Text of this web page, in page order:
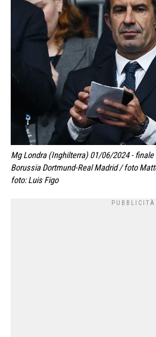
Mg Londra (Inghilterra) 01/06/2024 -
Borussia Dortmund-Real Madrid / foto
foto: Luis Figo